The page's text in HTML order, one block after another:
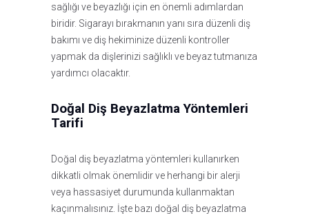
sağlığı ve beyazlığı için en önemli adımlardan
biridir. Sigarayı bırakmanın yanı sıra düzenli diş
bakımı ve diş hekiminize düzenli kontroller
yapmak da dişlerinizi sağlıklı ve beyaz tutmanıza
yardımcı olacaktır.
Doğal Diş Beyazlatma Yöntemleri
Tarifi
Doğal diş beyazlatma yöntemleri kullanırken
dikkatli olmak önemlidir ve herhangi bir alerji
veya hassasiyet durumunda kullanmaktan
kaçınmalısınız. İşte bazı doğal diş beyazlatma